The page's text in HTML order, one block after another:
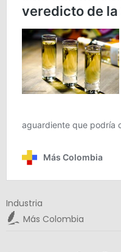
Industria
Más Colombia